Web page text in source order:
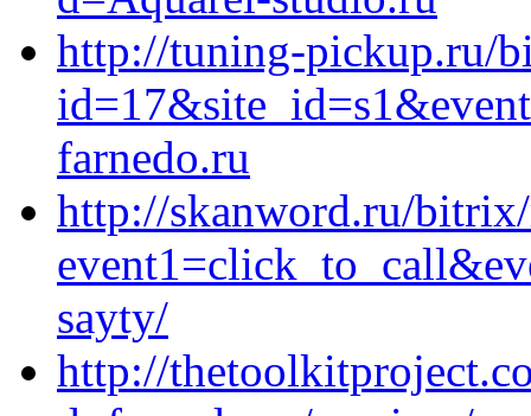
http://tuning-pickup.ru/
farnedo.ru
http://skanword.ru/
sayty/
http://